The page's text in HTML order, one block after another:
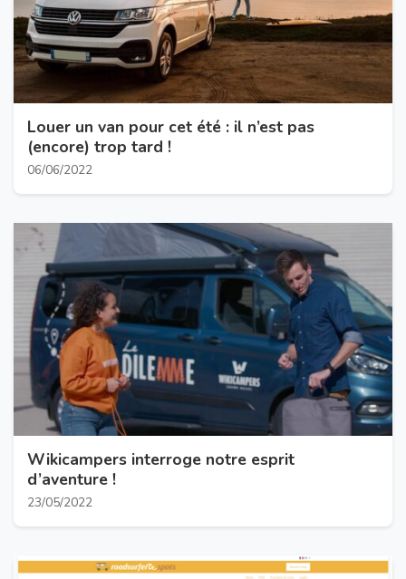
Louer un van pour cet été : il n’est pas
(encore) trop tard !
06/06/2022
Wikicampers interroge notre esprit
d’aventure !
23/05/2022